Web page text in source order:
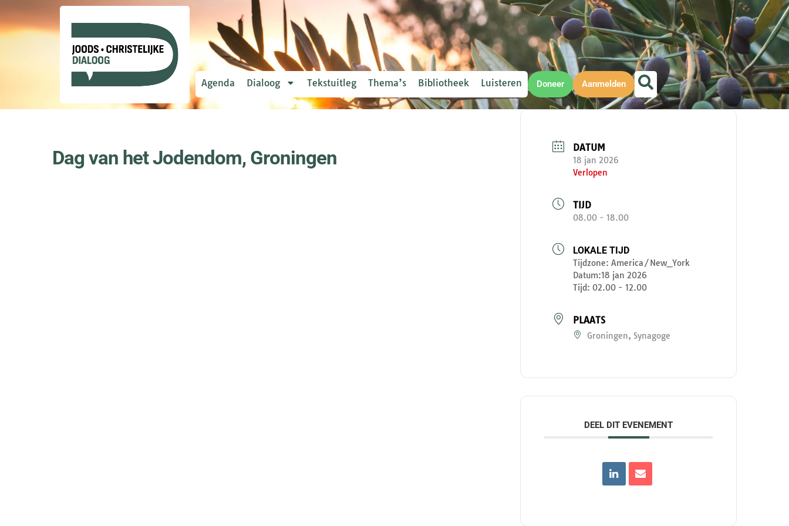
Agenda Dialoog Tekstuitleg Thema’s Bibliotheek Luisteren Doneer Aanmelden
Dag van het Jodendom, Groningen DATUM
18 jan 2026
Verlopen
TIJD
08.00 - 18.00
LOKALE TIJD
Tijdzone:America/New_York
Datum:18 jan 2026
Tijd:02.00 - 12.00
PLAATS
Groningen, Synagoge
DEEL DIT EVENEMENT